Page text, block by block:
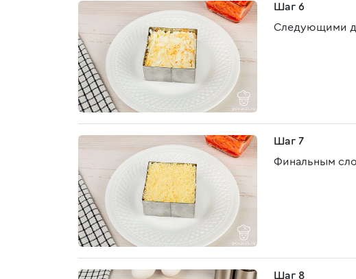
Шаг 6
Следующими
Шаг 7
Финальным
Шаг 8